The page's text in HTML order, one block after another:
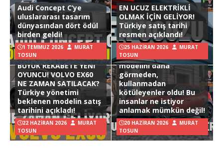
Audi Concept C’ye
uluslararası tasarım
dünyasından dört ödül
birden geldi!
1 TEMMUZ 2026
MURAT
TOSUN
EN UCUZ ELEKTRİKLİ
OLMAK İÇİN GELİYOR!
Türkiye satış tarihi
resmen açıklandı!
25 HAZIRAN 2026
MURAT
TOSUN
BÜYÜK REKABETE YENİ
OYUNCU! VOLVO EX60
NE ZAMAN SATILACAK?
Türkiye yönetimi
beklenen modelin satış
tarihini açıkladı!
22 HAZIRAN 2026
MURAT
TOSUN
Hyundai Ioniq 3
modelini daha
görmeden,
kullanmadan
kötüleyenler oldu! Bu
insanlar ne istiyor
anlamak mümkün değil!
20 HAZIRAN 2026
MURAT
TOSUN